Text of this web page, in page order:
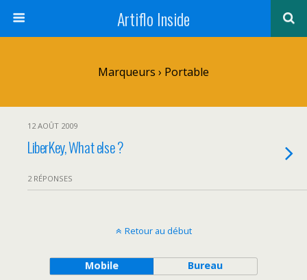
Artiflo Inside
Marqueurs › Portable
12 AOÛT 2009
LiberKey, What else ?
2 RÉPONSES
Retour au début
Mobile Bureau